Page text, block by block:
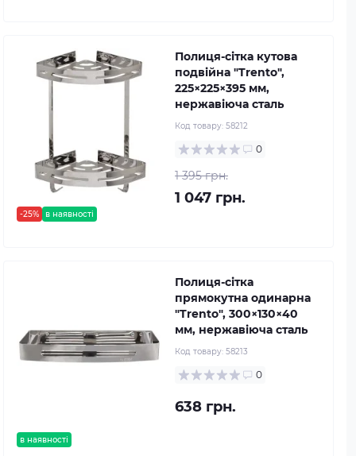
-25% в наявності
Полиця-сітка кутова
подвійна "Trento",
225×225×395 мм,
нержавіюча сталь
Код товару: 58212
0
1 395 грн.
1 047 грн.
в наявності
Полиця-сітка
прямокутна одинарна
"Trento", 300×130×40
мм, нержавіюча сталь
Код товару: 58213
0
638 грн.